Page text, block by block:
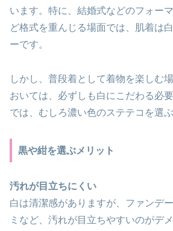
います。特に、結婚式などのフォー
ど格式を重んじる場面では、肌着は
ーです。
しかし、普段着として着物を楽しむ
おいては、必ずしも白にこだわる必
では、むしろ濃い色のステテコを選
黒や紺を選ぶメリット
汚れが目立ちにくい
白は清潔感がありますが、ファンデ
ミなど、汚れが目立ちやすいのがデ